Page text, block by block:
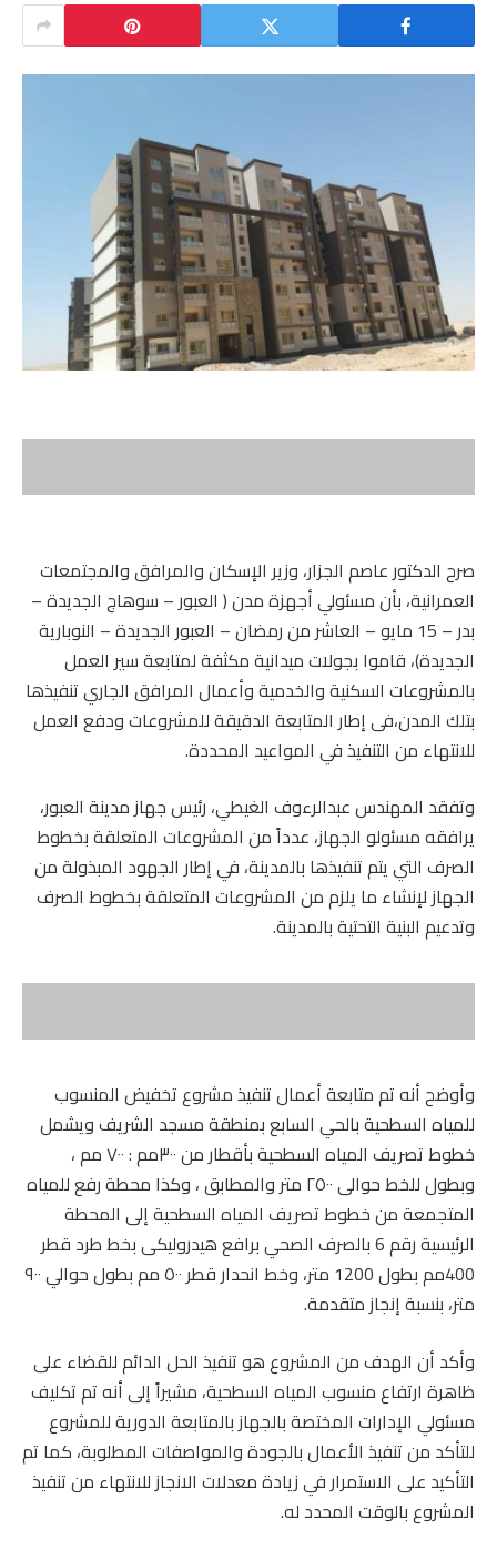
صرح الدكتور عاصم الجزار، وزير الإسكان والمرافق والمجتمعات
العمرانية، بأن مسئولي أجهزة مدن ( العبور – سوهاج الجديدة –
بدر – 15 مايو – العاشر من رمضان – العبور الجديدة – النوبارية
الجديدة)، قاموا بجولات ميدانية مكثفة لمتابعة سير العمل
بالمشروعات السكنية والخدمية وأعمال المرافق الجاري تنفيذها
بتلك المدن،فى إطار المتابعة الدقيقة للمشروعات ودفع العمل
للانتهاء من التنفيذ في المواعيد المحددة.
وتفقد المهندس عبدالرءوف الغيطي، رئيس جهاز مدينة العبور،
يرافقه مسئولو الجهاز، عدداً من المشروعات المتعلقة بخطوط
الصرف التي يتم تنفيذها بالمدينة، في إطار الجهود المبذولة من
الجهاز لإنشاء ما يلزم من المشروعات المتعلقة بخطوط الصرف
وتدعيم البنية التحتية بالمدينة.
وأوضح أنه تم متابعة أعمال تنفيذ مشروع تخفيض المنسوب
للمياه السطحية بالحي السابع بمنطقة مسجد الشريف ويشمل
خطوط تصريف المياه السطحية بأقطار من ٣٠٠مم : ٧٠٠ مم ،
وبطول للخط حوالى ٢٥٠٠ متر والمطابق ، وكذا محطة رفع للمياه
المتجمعة من خطوط تصريف المياه السطحية إلى المحطة
الرئيسية رقم 6 بالصرف الصحي برافع هيدروليكى بخط طرد قطر
400مم بطول 1200 متر، وخط انحدار قطر ٥٠٠ مم بطول حوالي ٩٠٠
متر، بنسبة إنجاز متقدمة.
وأكد أن الهدف من المشروع هو تنفيذ الحل الدائم للقضاء على
ظاهرة ارتفاع منسوب المياه السطحية، مشيراً إلى أنه تم تكليف
مسئولي الإدارات المختصة بالجهاز بالمتابعة الدورية للمشروع
للتأكد من تنفيذ الأعمال بالجودة والمواصفات المطلوبة، كما تم
التأكيد على الاستمرار في زيادة معدلات الانجاز للانتهاء من تنفيذ
المشروع بالوقت المحدد له.